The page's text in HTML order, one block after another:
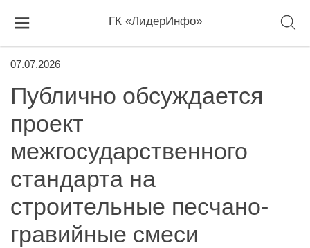
ГК «ЛидерИнфо»
07.07.2026
Публично обсуждается
проект
межгосударственного
стандарта на
строительные песчано-
гравийные смеси